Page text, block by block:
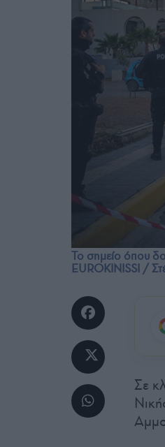
Το σημείο όπου
EUROKINISSI /
Σε